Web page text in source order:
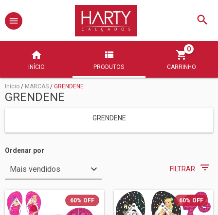
INÍCIO PRODUTOS CARRINHO
0
Início / MARCAS / GRENDENE
GRENDENE
GRENDENE
Ordenar por
FILTRAR
60% OFF 60% OFF